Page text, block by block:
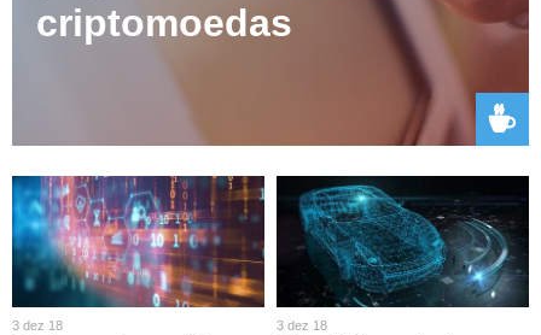
criptomoedas
3 dez 18 3 dez 18